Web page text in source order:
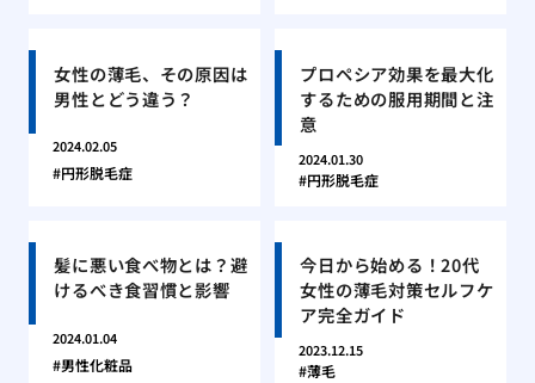
女性の薄毛、その原因は
男性とどう違う？
2024.02.05
円形脱毛症
プロペシア効果を最大化
するための服用期間と注
意
2024.01.30
円形脱毛症
髪に悪い食べ物とは？避
けるべき食習慣と影響
2024.01.04
男性化粧品
今日から始める！20代
女性の薄毛対策セルフケ
ア完全ガイド
2023.12.15
薄毛